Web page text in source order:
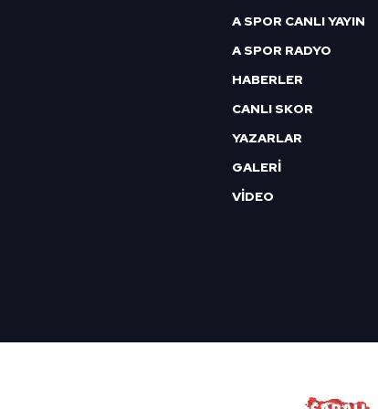
mevzuata uygun olarak
A SPOR CANLI YAYIN
A SPOR RADYO
HABERLER
CANLI SKOR
YAZARLAR
GALERİ
VİDEO